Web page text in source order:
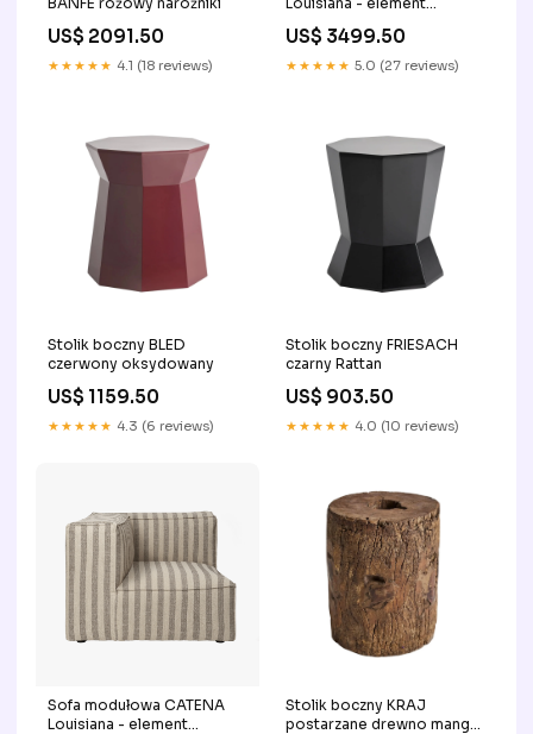
US$ 2091.50
★★★★★ 4.1 (18 reviews)
piaskowym 250 - 299 cm
US$ 3499.50
★★★★★ 5.0 (27 reviews)
Stolik boczny BLED
czerwony oksydowany
US$ 1159.50
★★★★★ 4.3 (6 reviews)
Stolik boczny FRIESACH
czarny Rattan
US$ 903.50
★★★★★ 4.0 (10 reviews)
Sofa modułowa CATENA
Louisiana - element
Stolik boczny KRAJ
postarzane drewno mango